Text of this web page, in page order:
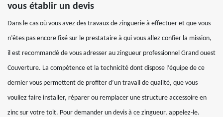
vous établir un devis
Dans le cas où vous avez des travaux de zinguerie à effectuer et que vous
n’êtes pas encore fixé sur le prestataire à qui vous allez confier la mission,
il est recommandé de vous adresser au zingueur professionnel Grand ouest
Couverture. La compétence et la technicité dont dispose l’équipe de ce
dernier vous permettent de profiter d’un travail de qualité, que vous
vouliez faire installer, réparer ou remplacer une structure accessoire en
zinc sur votre toit. Pour demander un devis à ce zingueur, appelez-le.